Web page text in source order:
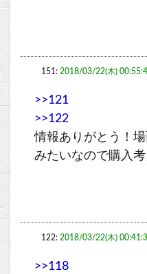
151: 2018/03/22(木)
>>121
>>122
情報ありがとう！
みたいなので購入
122: 2018/03/22(木)
>>118